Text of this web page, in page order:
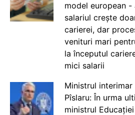
model european -
salariul crește
carierei, dar
venituri mari
la începutul
mici salarii
Ministrul
Pîslaru: În urma
ministrul